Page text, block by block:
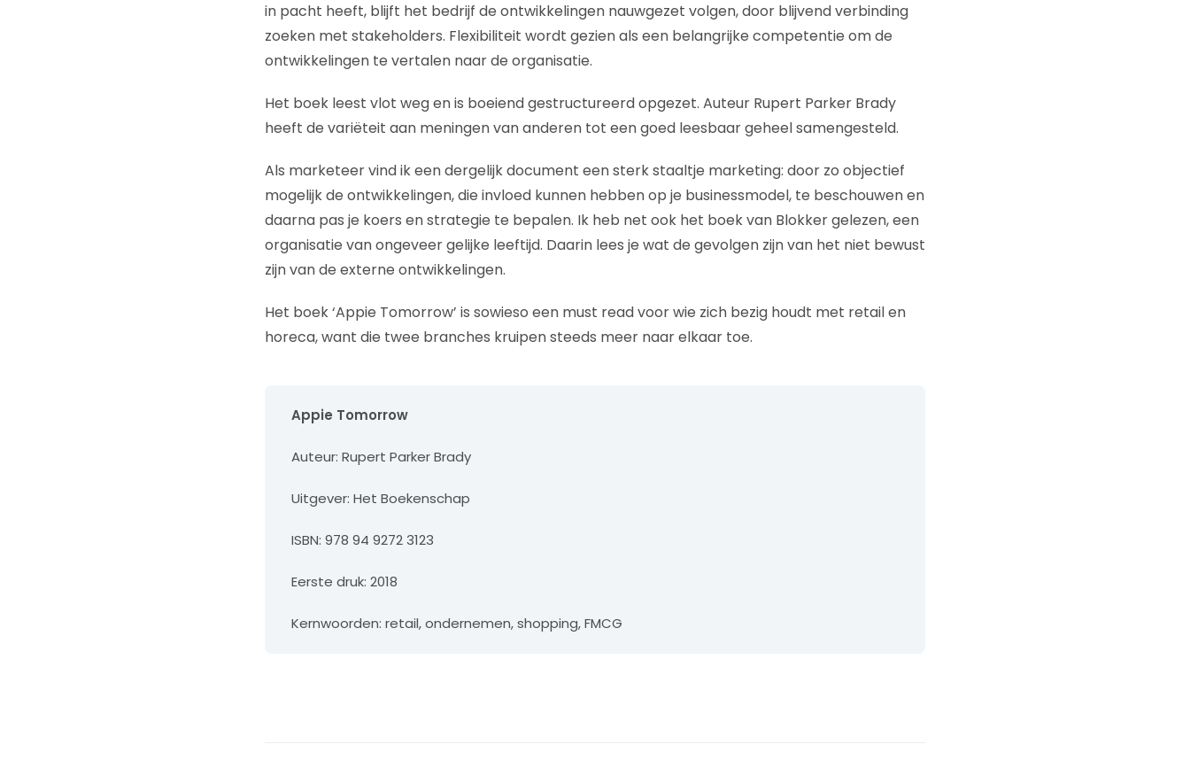
in pacht heeft, blijft het bedrijf de ontwikkelingen nauwgezet volgen, door blijvend verbinding
zoeken met stakeholders. Flexibiliteit wordt gezien als een belangrijke competentie om de
ontwikkelingen te vertalen naar de organisatie.
Het boek leest vlot weg en is boeiend gestructureerd opgezet. Auteur Rupert Parker Brady
heeft de variëteit aan meningen van anderen tot een goed leesbaar geheel samengesteld.
Als marketeer vind ik een dergelijk document een sterk staaltje marketing: door zo objectief
mogelijk de ontwikkelingen, die invloed kunnen hebben op je businessmodel, te beschouwen en
daarna pas je koers en strategie te bepalen. Ik heb net ook het boek van Blokker gelezen, een
organisatie van ongeveer gelijke leeftijd. Daarin lees je wat de gevolgen zijn van het niet bewust
zijn van de externe ontwikkelingen.
Het boek ‘Appie Tomorrow’ is sowieso een must read voor wie zich bezig houdt met retail en
horeca, want die twee branches kruipen steeds meer naar elkaar toe.
Appie Tomorrow
Auteur: Rupert Parker Brady
Uitgever: Het Boekenschap
ISBN: 978 94 9272 3123
Eerste druk: 2018
Kernwoorden: retail, ondernemen, shopping, FMCG